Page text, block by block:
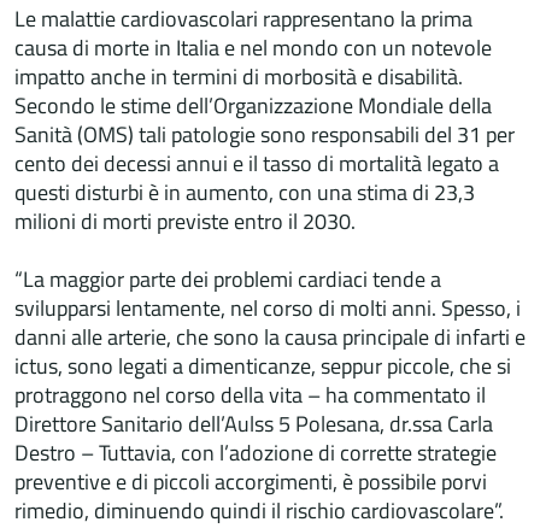
Le malattie cardiovascolari rappresentano la prima
causa di morte in Italia e nel mondo con un notevole
impatto anche in termini di morbosità e disabilità.
Secondo le stime dell’Organizzazione Mondiale della
Sanità (OMS) tali patologie sono responsabili del 31 per
cento dei decessi annui e il tasso di mortalità legato a
questi disturbi è in aumento, con una stima di 23,3
milioni di morti previste entro il 2030.
“La maggior parte dei problemi cardiaci tende a
svilupparsi lentamente, nel corso di molti anni. Spesso, i
danni alle arterie, che sono la causa principale di infarti e
ictus, sono legati a dimenticanze, seppur piccole, che si
protraggono nel corso della vita – ha commentato il
Direttore Sanitario dell’Aulss 5 Polesana, dr.ssa Carla
Destro – Tuttavia, con l’adozione di corrette strategie
preventive e di piccoli accorgimenti, è possibile porvi
rimedio, diminuendo quindi il rischio cardiovascolare”.